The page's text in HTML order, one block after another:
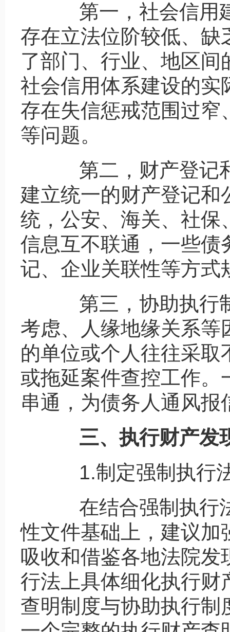
第一，社会信用建
存在立法位阶较低、缺
了部门、行业、地区
社会信用体系建设的实
存在失信惩戒范围过窄
等问题。
第二，财产登记和
建立统一的财产登记和
统，公安、海关、社保
信息互不联通，一些债
记、企业关联性等方式
第三，协助执行制
考虑、人缘地缘关系等
的单位或个人往往采
或拖延案件查控工作。
串通，为债务人通风
三、执行财产发
1.制定强制执行
在结合强制执行法
性文件基础上，建议加
吸收和借鉴各地法院发
行法上具体细化执行财
查明制度与协助执行制